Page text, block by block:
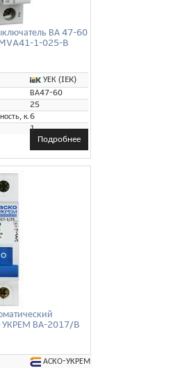
ВА 47-60
1-025-B
УЕК (IEK)
ВА47-60
25
кА:
6
1
Подробнее
УКРЕМ ВА-2017/B
АСКО-УКРЕМ